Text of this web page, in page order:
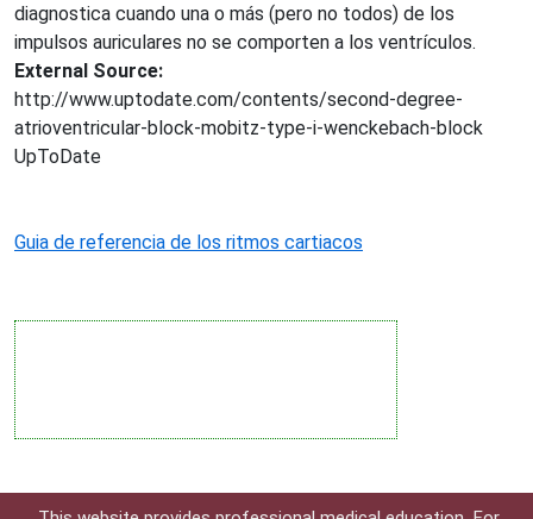
diagnostica cuando una o más (pero no todos) de los
impulsos auriculares no se comporten a los ventrículos.
External Source:
http://www.uptodate.com/contents/second-degree-
atrioventricular-block-mobitz-type-i-wenckebach-block
UpToDate
Guia de referencia de los ritmos cartiacos